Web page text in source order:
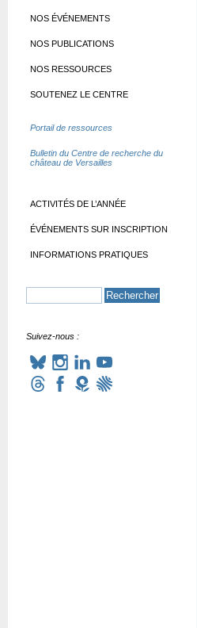
NOS ÉVÉNEMENTS
NOS PUBLICATIONS
NOS RESSOURCES
SOUTENEZ LE CENTRE
Portail de ressources
Bulletin du Centre de recherche du
château de Versailles
ACTIVITÉS DE L’ANNÉE
ÉVÉNEMENTS SUR INSCRIPTION
INFORMATIONS PRATIQUES
Suivez-nous :